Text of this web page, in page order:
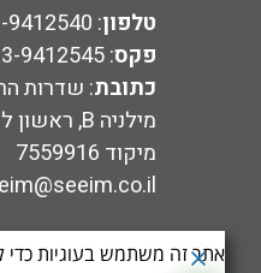
טלפון:
9412540
פקס:
9412545
כתובת
מילניה B, ראשון לציון
מיקוד 7559916
אתר זה משתמש בעוגיות